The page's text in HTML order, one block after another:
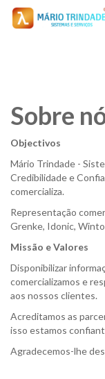
Sobre
Sobre
nós
Objectivos
Mário Trindade -
Credibilidade e
comercializa.
Representação
Grenke, Idonic,
Missão e Valores
Disponibilizar
comercializamos e
aos nossos clientes.
Acreditamos as
isso estamos
Agradecemos-lhe